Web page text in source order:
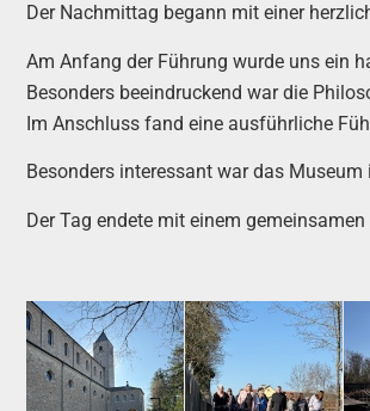
Der Nachmittag begann mit einer
Am Anfang der Führung wurde uns ein
Besonders beeindruckend war die
Im Anschluss fand eine ausführliche
Besonders interessant war das
Der Tag endete mit einem